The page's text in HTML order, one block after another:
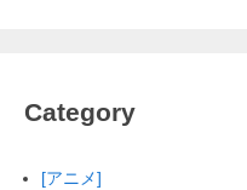
Category
[アニメ]